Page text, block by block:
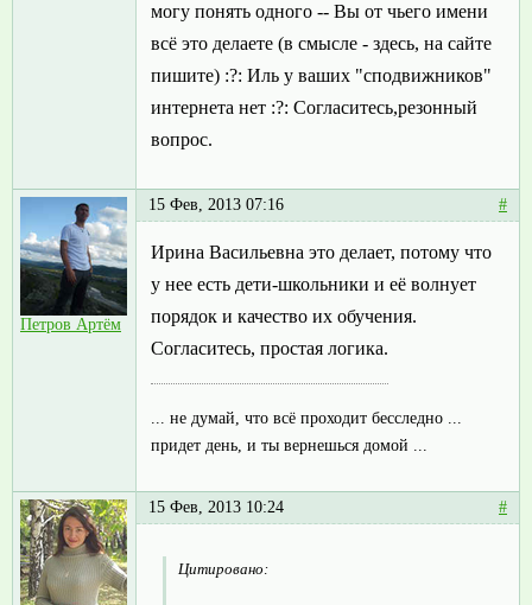
могу понять одного -- Вы от чьего имени
всё это делаете (в смысле - здесь, на сайте
пишите) :?: Иль у ваших "сподвижников"
интернета нет :?: Согласитесь,резонный
вопрос.
Петров Артём
15 Фев, 2013 07:16 #
Ирина Васильевна это делает, потому что
у нее есть дети-школьники и её волнует
порядок и качество их обучения.
Согласитесь, простая логика.
... не думай, что всё проходит бесследно ...
придет день, и ты вернешься домой ...
15 Фев, 2013 10:24 #
Цитировано: